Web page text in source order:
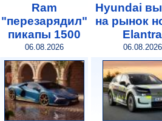
Ram
"перезарядил"
пикапы 1500
06.08.2026
Hyundai
на рынок
Elantra
06.08.2026